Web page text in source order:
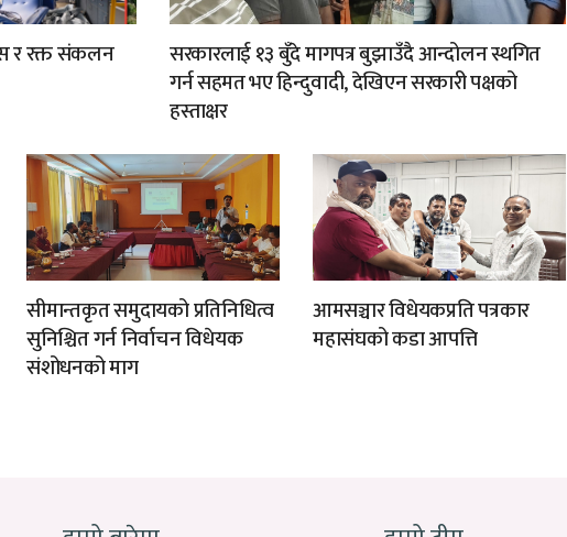
र रक्त संकलन
सरकारलाई १३ बुँदे मागपत्र बुझाउँदै आन्दोलन स्थगित
गर्न सहमत भए हिन्दुवादी, देखिएन सरकारी पक्षको
हस्ताक्षर
सीमान्तकृत समुदायको प्रतिनिधित्व
सुनिश्चित गर्न निर्वाचन विधेयक
संशोधनको माग
आमसञ्चार विधेयकप्रति पत्रकार
महासंघको कडा आपत्ति